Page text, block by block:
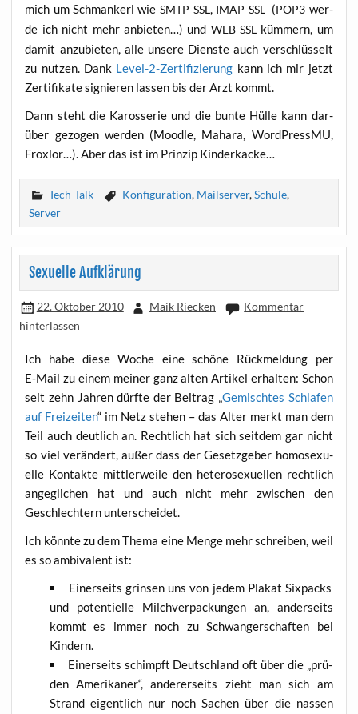
mich um Schman­kerl wie SMTP-SSL, IMAP-SSL(POP3 wer­
de ich nicht mehr anbie­ten…) und WEB-SSLküm­mern, um
damit anzu­bie­ten, alle unse­re Diens­te auch ver­schlüs­selt
zu nut­zen. Dank Level-2-Zer­ti­fi­zie­rung kann ich mir jetzt
Zer­ti­fi­ka­te signie­ren las­sen bis der Arzt kommt.
Dann steht die Karos­se­rie und die bun­te Hül­le kann dar­
über gezo­gen wer­den (Mood­le, Maha­ra, Word­Press­MU,
Frox­lor…). Aber das ist im Prin­zip Kinderkacke…
Tech-Talk Konfiguration, Mailserver,Schule,
Server
Sexuelle Aufklärung
22. Oktober 2010 Maik Riecken
Kommentar
hinterlassen
Ich habe die­se Woche eine schö­ne Rück­mel­dung per
E‑Mail zu einem mei­ner ganz alten Arti­kel erhal­ten: Schon
seit zehn Jah­ren dürf­te der Bei­trag „Gemisch­tes Schla­fen
auf Frei­zei­ten“ im Netz ste­hen – das Alter merkt man dem
Teil auch deut­lich an. Recht­lich hat sich seit­dem gar nicht
so viel ver­än­dert, außer dass der Gesetz­ge­ber homo­se­xu­
el­le Kon­tak­te mitt­ler­wei­le den hete­ro­se­xu­el­len recht­lich
ange­gli­chen hat und auch nicht mehr zwi­schen den
Geschlech­tern unterscheidet.
Ich könn­te zu dem The­ma eine Men­ge mehr schrei­ben, weil
es so ambi­va­lent ist:
Einer­seits grin­sen uns von jedem Pla­kat Six­packs
und poten­ti­el­le Milch­ver­pa­ckun­gen an, ander­seits
kommt es immer noch zu Schwan­ger­schaf­ten bei
Kindern.
Einer­seits schimpft Deutsch­land oft über die „prü­
den Ame­ri­ka­ner“, ande­rer­seits zieht man sich am
Strand eigent­lich nur noch Sachen über die nas­sen